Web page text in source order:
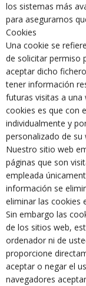
los sistemas más
para asegurarnos
Cookies
Una cookie se
de solicitar permiso
aceptar dicho
tener información
futuras visitas a una
cookies es que con
individualmente y
personalizado de su
Nuestro sitio web
páginas que son
empleada
información se
eliminar las cookies
Sin embargo las
de los sitios web,
ordenador ni de
proporcione
aceptar o negar el
navegadores